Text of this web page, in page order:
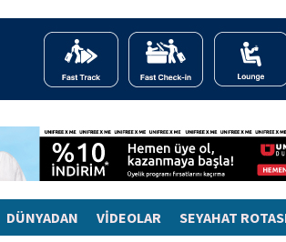
DÜNYADAN VİDEOLAR SEYAHAT